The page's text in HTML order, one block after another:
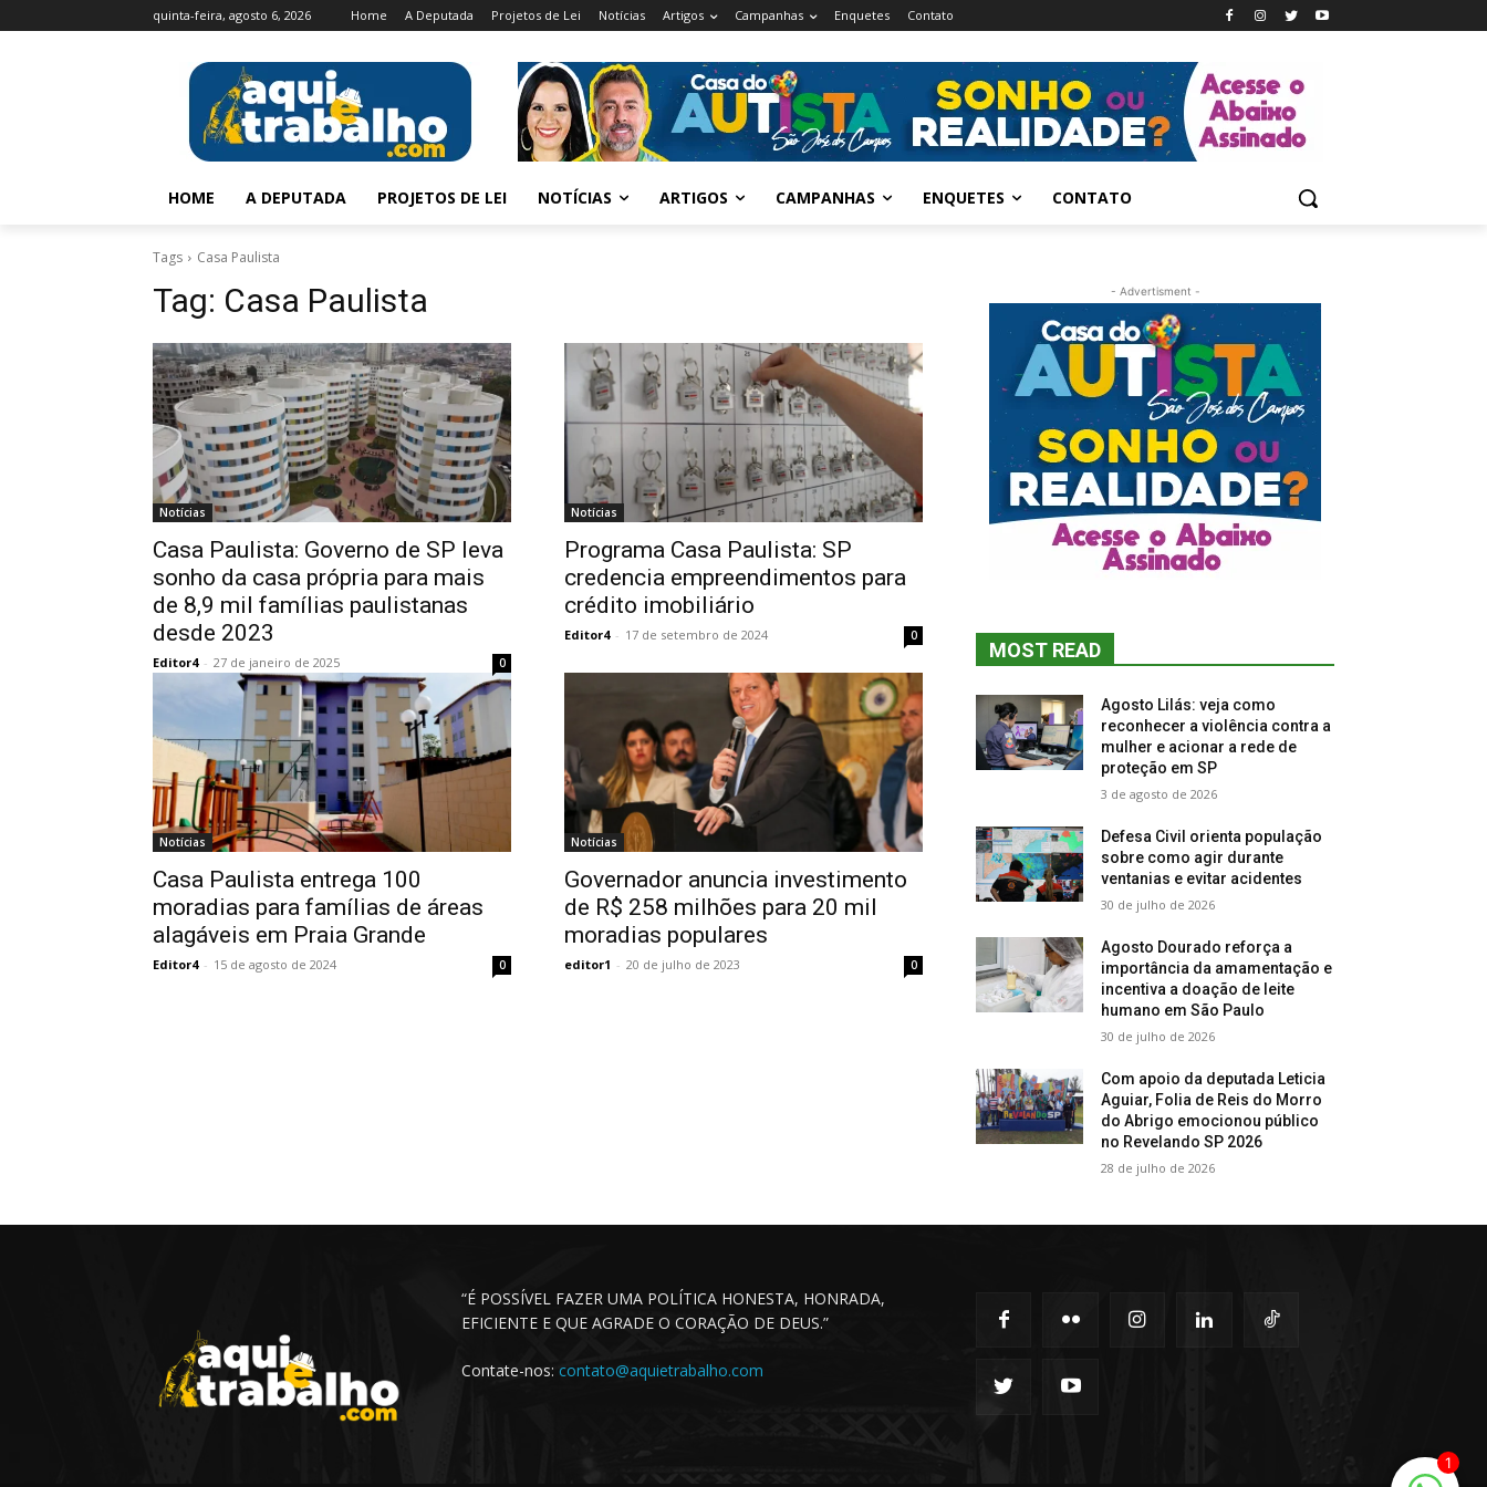
quinta-feira, agosto 6, 2026 Home A Deputada Projetos de Lei Notícias Artigos Campanhas Enquetes Contato
HOME A DEPUTADA PROJETOS DE LEI NOTÍCIAS ARTIGOS CAMPANHAS ENQUETES CONTATO
Tags Casa Paulista
Tag: Casa Paulista
Notícias
Casa Paulista: Governo de SP leva
sonho da casa própria para mais
de 8,9 mil famílias paulistanas
desde 2023
Editor4 - 27 de janeiro de 2025 0
Notícias
Programa Casa Paulista: SP
credencia empreendimentos para
crédito imobiliário
Editor4 - 17 de setembro de 2024 0
Notícias
Casa Paulista entrega 100
moradias para famílias de áreas
alagáveis em Praia Grande
Editor4 - 15 de agosto de 2024 0
Notícias
Governador anuncia investimento
de R$ 258 milhões para 20 mil
moradias populares
editor1 - 20 de julho de 2023 0
- Advertisment -
MOST READ
Agosto Lilás: veja como
reconhecer a violência contra a
mulher e acionar a rede de
proteção em SP
3 de agosto de 2026
Defesa Civil orienta população
sobre como agir durante
ventanias e evitar acidentes
30 de julho de 2026
Agosto Dourado reforça a
importância da amamentação e
incentiva a doação de leite
humano em São Paulo
30 de julho de 2026
Com apoio da deputada Leticia
Aguiar, Folia de Reis do Morro
do Abrigo emocionou público
no Revelando SP 2026
28 de julho de 2026
“É POSSÍVEL FAZER UMA POLÍTICA HONESTA, HONRADA,
EFICIENTE E QUE AGRADE O CORAÇÃO DE DEUS.”
Contate-nos: contato@aquietrabalho.com
1